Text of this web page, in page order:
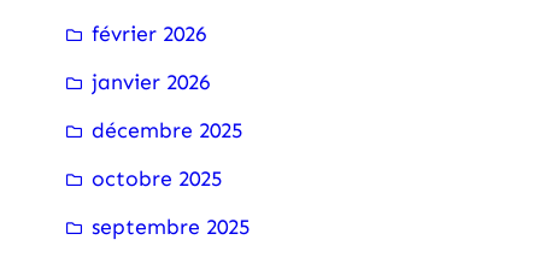
février 2026
janvier 2026
décembre 2025
octobre 2025
septembre 2025